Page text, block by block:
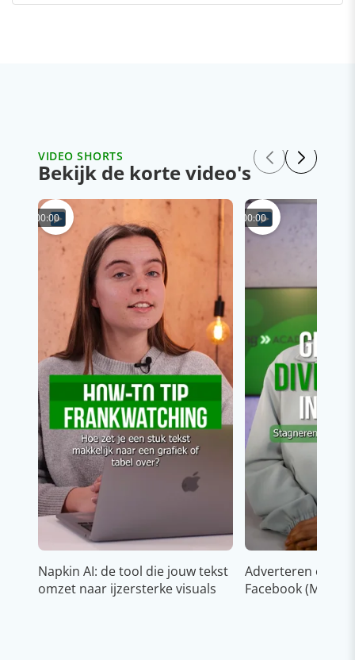
VIDEO SHORTS
Bekijk de korte video's
00:00
Napkin AI: de tool die jouw tekst
omzet naar ijzersterke visuals
00:00
Adverteren op
Facebook (Meta)